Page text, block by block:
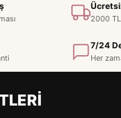
2000
7/24
Her